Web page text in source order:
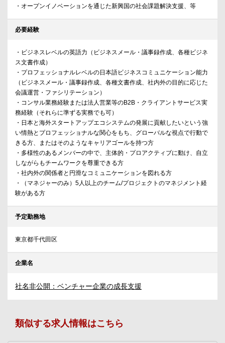
・オープンイノベーションを通じた新興国の社会課題解決支援、等
必要経験
・ビジネスレベルの英語力（ビジネスメール・議事録作成、各種ビジネ
ス文書作成）
・プロフェッショナルレベルの日本語ビジネスコミュニケーション能力
（ビジネスメール・議事録作成、各種文書作成、社内外の目的に応じた
会議運営・ファシリテーション）
・コンサル業務経験または法人営業等のB2B・クライアントサービス実
務経験（それらに準ずる実務でも可）
・日本と海外スタートアップエコシステムの発展に貢献したいという強
い情熱とプロフェッショナルな関心をもち、グローバルな視点で行動で
きる方、またはそのようなキャリアゴールを持つ方
・多様性のあるメンバーの中で、主体的・プロアクティブに動け、自立
しながらもチームワークを尊重できる方
・社内外の関係者と円滑なコミュニケーションを図れる方
・（マネジャーのみ）5人以上のチーム/プロジェクトのマネジメント経
験がある方
予定勤務地
東京都千代田区
企業名
社名非公開：ベンチャー企業の成長支援
類似する求人情報はこちら